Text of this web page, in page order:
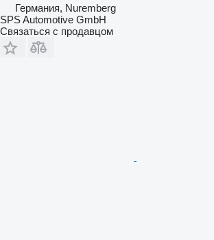
Германия, Nuremberg
SPS Automotive GmbH
Связаться с продавцом